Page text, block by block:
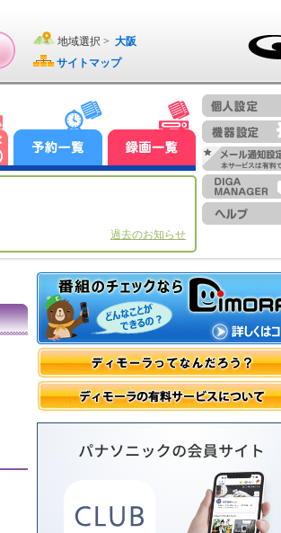
地域選択 > 大阪
サイトマップ
過去のお知らせ